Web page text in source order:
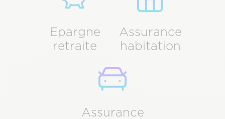
Epargne
retraite
Assurance
habitation
Pictogramme
Image
Assurance